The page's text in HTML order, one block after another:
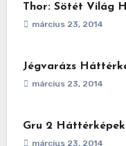
Thor: Sötét Világ
március 23, 2014
Jégvarázs
március 23, 2014
Gru 2 Háttérképek
március 23, 2014